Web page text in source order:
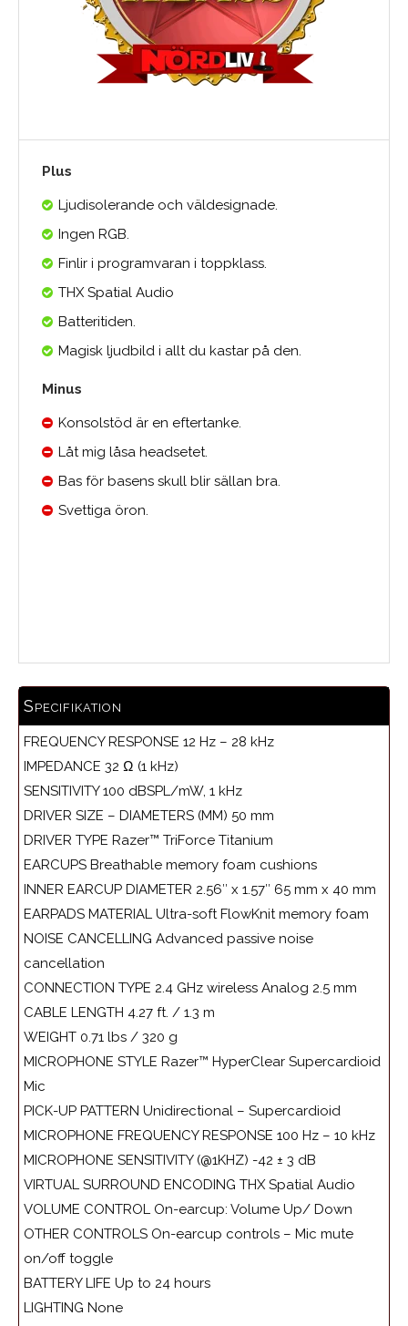
Plus
Ljudisolerande och väldesignade.
Ingen RGB.
Finlir i programvaran i toppklass.
THX Spatial Audio
Batteritiden.
Magisk ljudbild i allt du kastar på den.
Minus
Konsolstöd är en eftertanke.
Låt mig låsa headsetet.
Bas för basens skull blir sällan bra.
Svettiga öron.
Specifikation
FREQUENCY RESPONSE 12 Hz – 28 kHz
IMPEDANCE 32 Ω (1 kHz)
SENSITIVITY 100 dBSPL/mW, 1 kHz
DRIVER SIZE – DIAMETERS (MM) 50 mm
DRIVER TYPE Razer™ TriForce Titanium
EARCUPS Breathable memory foam cushions
INNER EARCUP DIAMETER 2.56″ x 1.57″ 65 mm x 40 mm
EARPADS MATERIAL Ultra-soft FlowKnit memory foam
NOISE CANCELLING Advanced passive noise
cancellation
CONNECTION TYPE 2.4 GHz wireless Analog 2.5 mm
CABLE LENGTH 4.27 ft. / 1.3 m
WEIGHT 0.71 lbs / 320 g
MICROPHONE STYLE Razer™ HyperClear Supercardioid
Mic
PICK-UP PATTERN Unidirectional – Supercardioid
MICROPHONE FREQUENCY RESPONSE 100 Hz – 10 kHz
MICROPHONE SENSITIVITY (@1KHZ) -42 ± 3 dB
VIRTUAL SURROUND ENCODING THX Spatial Audio
VOLUME CONTROL On-earcup: Volume Up/ Down
OTHER CONTROLS On-earcup controls – Mic mute
on/off toggle
BATTERY LIFE Up to 24 hours
LIGHTING None